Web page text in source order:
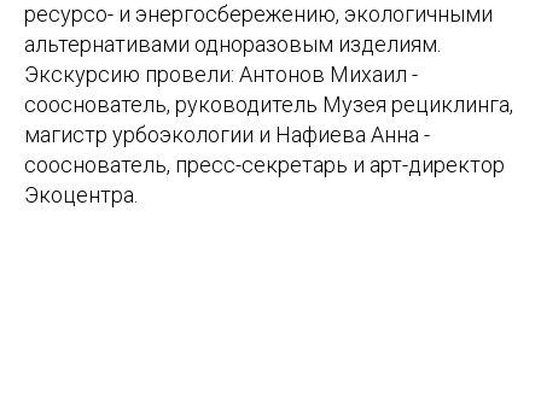
ресурсо- и энергосбережению, экологичными
альтернативами одноразовым изделиям.
Экскурсию провели: Антонов Михаил -
сооснователь, руководитель Музея рециклинга,
магистр урбоэкологии и Нафиева Анна -
сооснователь, пресс-секретарь и арт-директор
Экоцентра.